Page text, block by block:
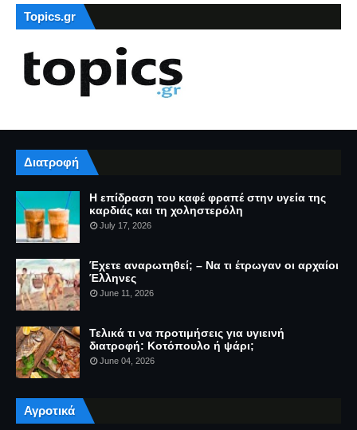
Topics.gr
Διατροφή
Η επίδραση του καφέ φραπέ στην υγεία της
καρδιάς και τη χοληστερόλη
July 17, 2026
Έχετε αναρωτηθεί; – Να τι έτρωγαν οι αρχαίοι
Έλληνες
June 11, 2026
Τελικά τι να προτιμήσεις για υγιεινή
διατροφή: Κοτόπουλο ή ψάρι;
June 04, 2026
Αγροτικά